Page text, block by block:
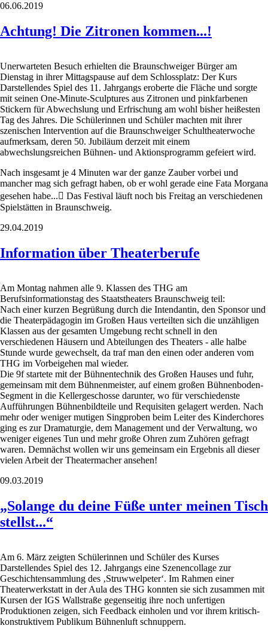
06.06.2019
Achtung! Die Zitronen kommen...!
Unerwarteten Besuch erhielten die Braunschweiger Bürger am
Dienstag in ihrer Mittagspause auf dem Schlossplatz: Der Kurs
Darstellendes Spiel des 11. Jahrgangs eroberte die Fläche und sorgte
mit seinen One-Minute-Sculptures aus Zitronen und pinkfarbenen
Stickern für Abwechslung und Erfrischung am wohl bisher heißesten
Tag des Jahres. Die Schülerinnen und Schüler machten mit ihrer
szenischen Intervention auf die Braunschweiger Schultheaterwoche
aufmerksam, deren 50. Jubiläum derzeit mit einem
abwechslungsreichen Bühnen- und Aktionsprogramm gefeiert wird.
Nach insgesamt je 4 Minuten war der ganze Zauber vorbei und
mancher mag sich gefragt haben, ob er wohl gerade eine Fata Morgana
gesehen habe... Das Festival läuft noch bis Freitag an verschiedenen
Spielstätten in Braunschweig.
29.04.2019
Information über Theaterberufe
Am Montag nahmen alle 9. Klassen des THG am
Berufsinformationstag des Staatstheaters Braunschweig teil:
Nach einer kurzen Begrüßung durch die Intendantin, den Sponsor und
die Theaterpädagogin im Großen Haus verteilten sich die unzähligen
Klassen aus der gesamten Umgebung recht schnell in den
verschiedenen Häusern und Abteilungen des Theaters - alle halbe
Stunde wurde gewechselt, da traf man den einen oder anderen vom
THG im Vorbeigehen mal wieder.
Die 9f startete mit der Bühnentechnik des Großen Hauses und fuhr,
gemeinsam mit dem Bühnenmeister, auf einem großen Bühnenboden-
Segment in die Kellergeschosse darunter, wo für verschiedenste
Aufführungen Bühnenbildteile und Requisiten gelagert werden. Nach
mehr oder weniger mutigen Singproben beim Leiter des Kinderchores
ging es zur Dramaturgie, dem Management und der Verwaltung, wo
weniger eigenes Tun und mehr große Ohren zum Zuhören gefragt
waren. Demnächst wollen wir uns gemeinsam ein Ergebnis all dieser
vielen Arbeit der Theatermacher ansehen!
09.03.2019
„Solange du deine Füße unter meinen Tisch
stellst...“
Am 6. März zeigten Schülerinnen und Schüler des Kurses
Darstellendes Spiel des 12. Jahrgangs eine Szenencollage zur
Geschichtensammlung des ‚Struwwelpeter‘. Im Rahmen einer
Theaterwerkstatt in der Aula des THG konnten sie sich zusammen mit
Kursen der IGS Wallstraße gegenseitig ihre noch unfertigen
Produktionen zeigen, sich Feedback einholen und vor ihrem kritisch-
konstruktivem Publikum Bühnenluft schnuppern.